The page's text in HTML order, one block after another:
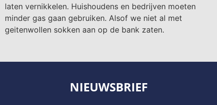
laten vernikkelen. Huishoudens en bedrijven moeten
minder gas gaan gebruiken. Alsof we niet al met
geitenwollen sokken aan op de bank zaten.
NIEUWSBRIEF